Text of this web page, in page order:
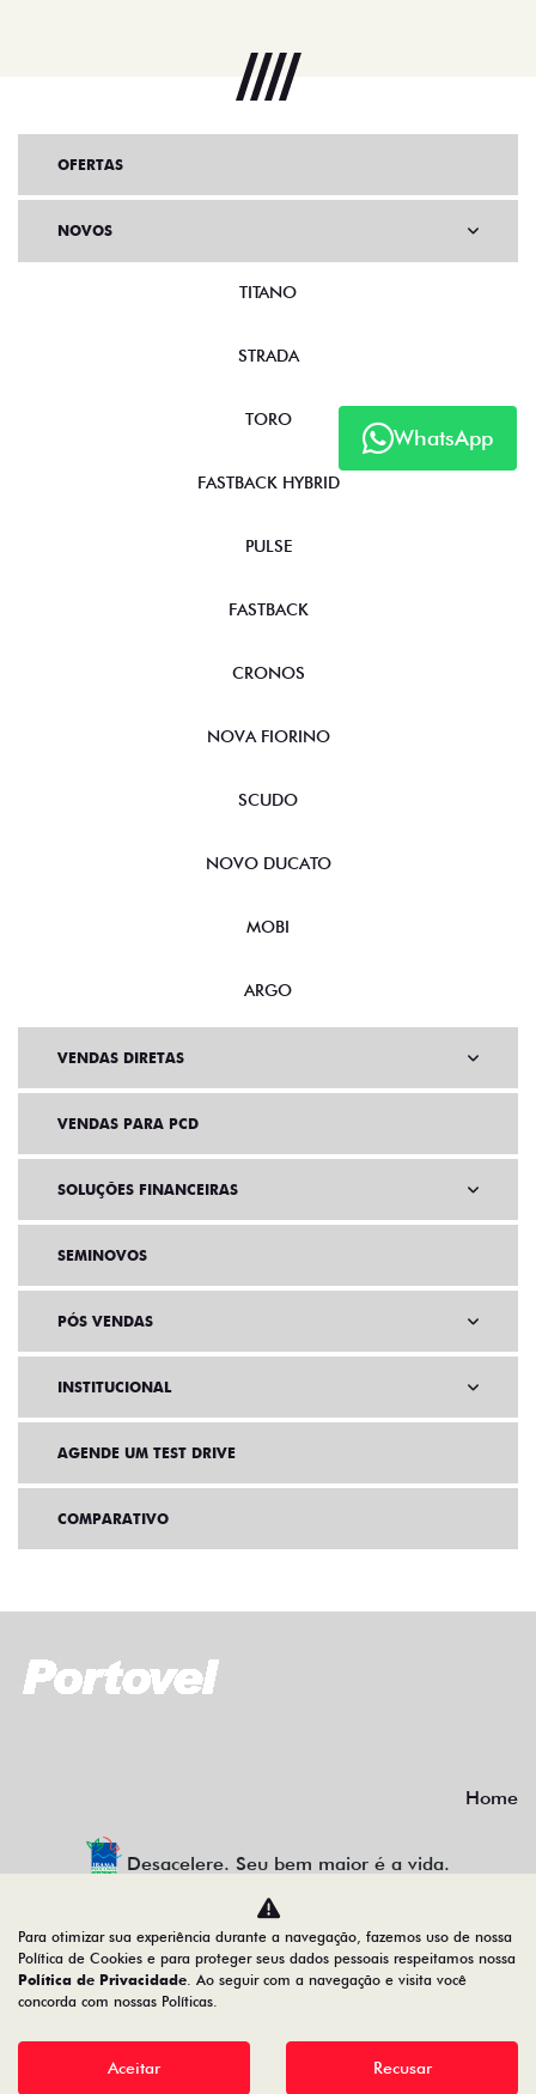
WhatsApp
OFERTAS
NOVOS
TITANO
STRADA
TORO
FASTBACK HYBRID
PULSE
FASTBACK
CRONOS
NOVA FIORINO
SCUDO
NOVO DUCATO
MOBI
ARGO
VENDAS DIRETAS
VENDAS PARA PCD
SOLUÇÕES FINANCEIRAS
SEMINOVOS
PÓS VENDAS
INSTITUCIONAL
AGENDE UM TEST DRIVE
COMPARATIVO
Home
Desacelere. Seu bem maior é a vida.
PORTO SEGURO VEÍCULOS
34.200.790/0001-70
Desenvolvido pela DEALERSPACE ® Direitos Reservados.
Para otimizar sua experiência durante a navegação, fazemos uso de nossa
Política de Cookies e para proteger seus dados pessoais respeitamos nossa
Política de Privacidade. Ao seguir com a navegação e visita você
concorda com nossas Políticas.
Aceitar Recusar